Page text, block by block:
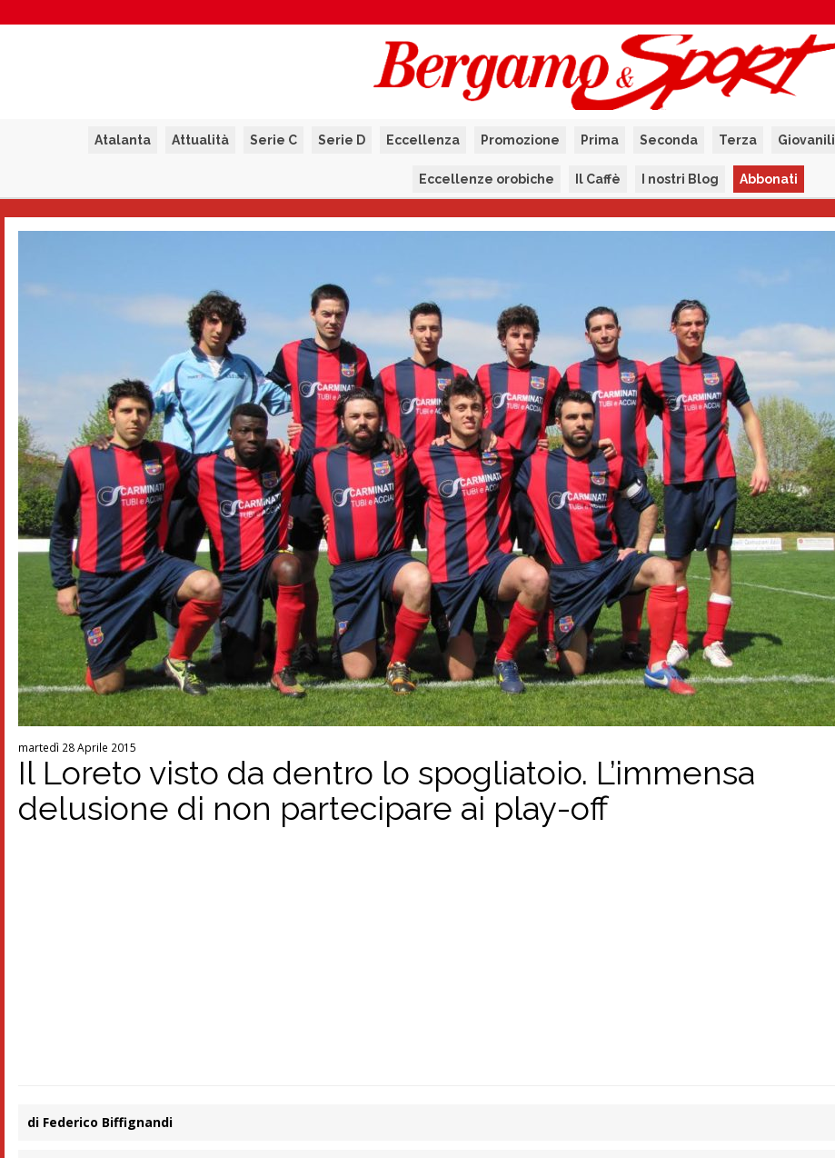
Atalanta Attualità Serie C Serie D Eccellenza Promozione Prima Seconda Terza Giovanili
Eccellenze orobiche Il Caffè I nostri Blog Abbonati
martedì 28 Aprile 2015
Il Loreto visto da dentro lo spogliatoio. L’immensa
delusione di non partecipare ai play-off
di Federico Biffignandi